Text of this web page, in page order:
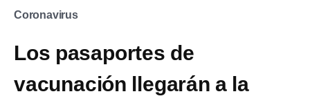
Coronavirus
Los pasaportes de
vacunación llegarán a la